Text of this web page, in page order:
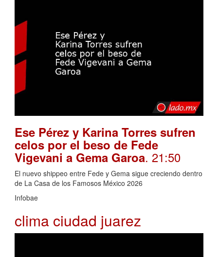
Ese Pérez y Karina Torres sufren
celos por el beso de Fede
Vigevani a Gema Garoa. 21:50
El nuevo shippeo entre Fede y Gema sigue creciendo dentro
de La Casa de los Famosos México 2026
Infobae
clima ciudad juarez